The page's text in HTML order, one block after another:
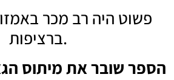
ברציפות.
הספר שובר את מיתוס